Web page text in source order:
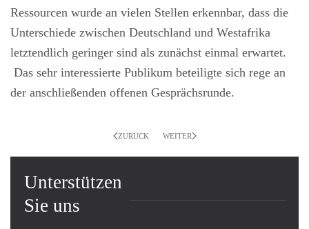
Ressourcen wurde an vielen Stellen erkennbar, dass die
Unterschiede zwischen Deutschland und Westafrika
letztendlich geringer sind als zunächst einmal erwartet.
Das sehr interessierte Publikum beteiligte sich rege an
der anschließenden offenen Gesprächsrunde.
ZURÜCK WEITER
Unterstützen
Sie uns